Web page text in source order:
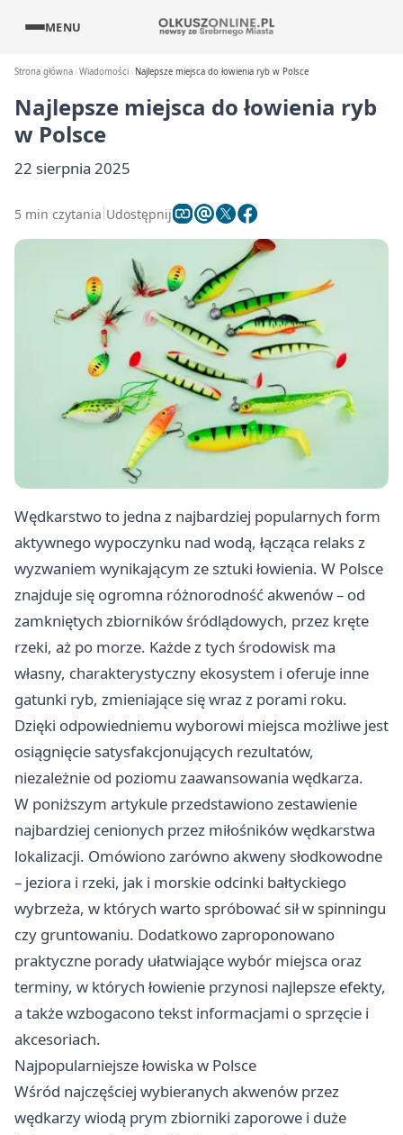
MENU
Strona główna Wiadomości Najlepsze miejsca do łowienia ryb w Polsce
Najlepsze miejsca do łowienia ryb
w Polsce
22 sierpnia 2025
5 min czytania Udostępnij
Wędkarstwo to jedna z najbardziej popularnych form
aktywnego wypoczynku nad wodą, łącząca relaks z
wyzwaniem wynikającym ze sztuki łowienia. W Polsce
znajduje się ogromna różnorodność akwenów – od
zamkniętych zbiorników śródlądowych, przez kręte
rzeki, aż po morze. Każde z tych środowisk ma
własny, charakterystyczny ekosystem i oferuje inne
gatunki ryb, zmieniające się wraz z porami roku.
Dzięki odpowiedniemu wyborowi miejsca możliwe jest
osiągnięcie satysfakcjonujących rezultatów,
niezależnie od poziomu zaawansowania wędkarza.
W poniższym artykule przedstawiono zestawienie
najbardziej cenionych przez miłośników wędkarstwa
lokalizacji. Omówiono zarówno akweny słodkowodne
– jeziora i rzeki, jak i morskie odcinki bałtyckiego
wybrzeża, w których warto spróbować sił w spinningu
czy gruntowaniu. Dodatkowo zaproponowano
praktyczne porady ułatwiające wybór miejsca oraz
terminy, w których łowienie przynosi najlepsze efekty,
a także wzbogacono tekst informacjami o sprzęcie i
akcesoriach.
Najpopularniejsze łowiska w Polsce
Wśród najczęściej wybieranych akwenów przez
wędkarzy wiodą prym zbiorniki zaporowe i duże